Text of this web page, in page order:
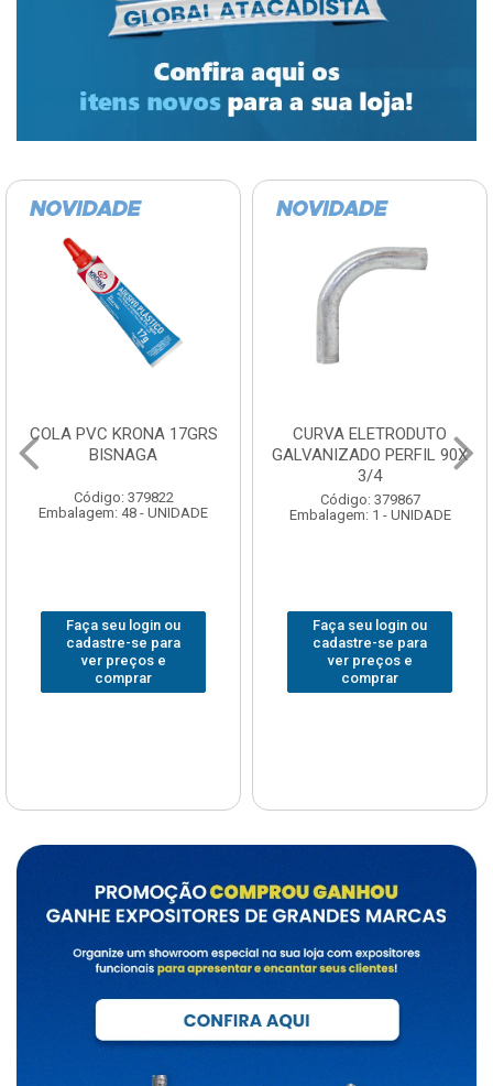
COLA PVC KRONA 17GRS
BISNAGA
Código: 379822
Embalagem: 48 - UNIDADE
Faça seu login ou
cadastre-se para
ver preços e
comprar
CURVA ELETRODUTO
GALVANIZADO PERFIL 90X
3/4
Código: 379867
Embalagem: 1 - UNIDADE
Faça seu login ou
cadastre-se para
ver preços e
comprar